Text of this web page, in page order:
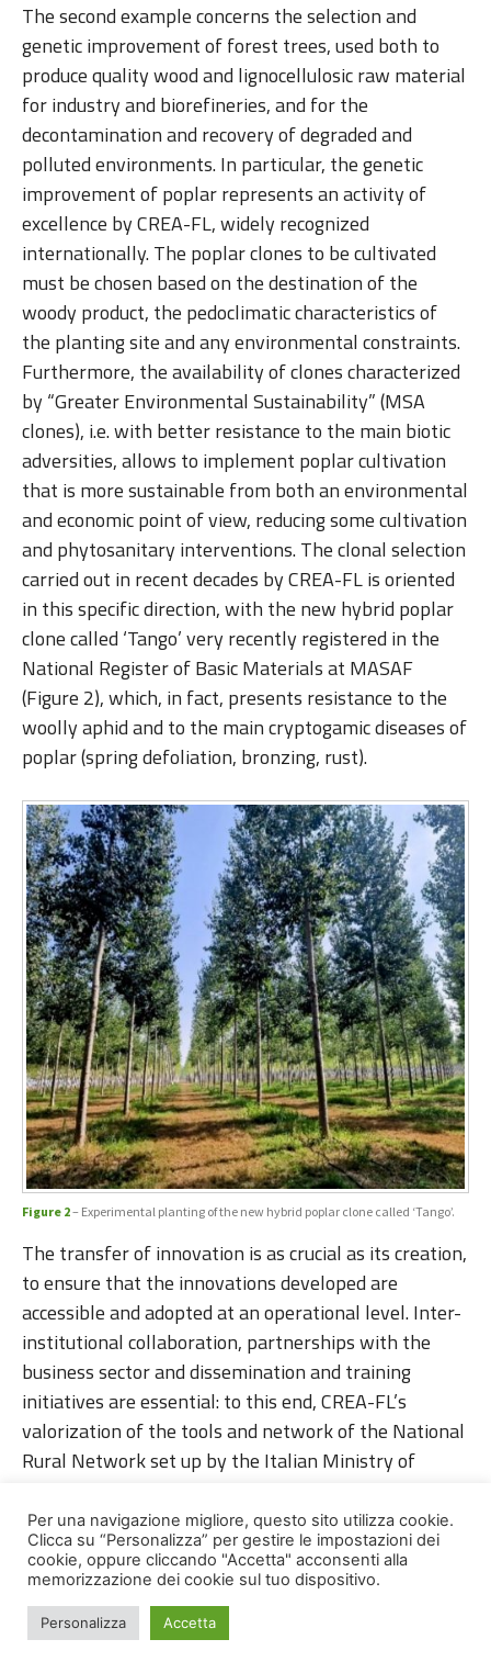
The second example concerns the selection and
genetic improvement of forest trees, used both to
produce quality wood and lignocellulosic raw material
for industry and biorefineries, and for the
decontamination and recovery of degraded and
polluted environments. In particular, the genetic
improvement of poplar represents an activity of
excellence by CREA-FL, widely recognized
internationally. The poplar clones to be cultivated
must be chosen based on the destination of the
woody product, the pedoclimatic characteristics of
the planting site and any environmental constraints.
Furthermore, the availability of clones characterized
by “Greater Environmental Sustainability” (MSA
clones), i.e. with better resistance to the main biotic
adversities, allows to implement poplar cultivation
that is more sustainable from both an environmental
and economic point of view, reducing some cultivation
and phytosanitary interventions. The clonal selection
carried out in recent decades by CREA-FL is oriented
in this specific direction, with the new hybrid poplar
clone called ‘Tango’ very recently registered in the
National Register of Basic Materials at MASAF
(Figure 2), which, in fact, presents resistance to the
woolly aphid and to the main cryptogamic diseases of
poplar (spring defoliation, bronzing, rust).
Figure 2– Experimental planting of the new hybrid poplar clone called ‘Tango’.
The transfer of innovation is as crucial as its creation,
to ensure that the innovations developed are
accessible and adopted at an operational level. Inter-
institutional collaboration, partnerships with the
business sector and dissemination and training
initiatives are essential: to this end, CREA-FL’s
valorization of the tools and network of the National
Rural Network set up by the Italian Ministry of
particularly effective.
References
Per una navigazione migliore, questo sito utilizza cookie.
Clicca su “Personalizza” per gestire le impostazioni dei
cookie, oppure cliccando "Accetta" acconsenti alla
memorizzazione dei cookie sul tuo dispositivo.
Personalizza Accetta